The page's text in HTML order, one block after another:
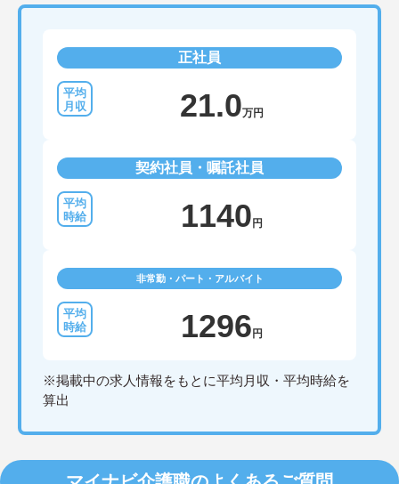
正社員
21.0万円
契約社員・嘱託社員
1140 円
非常勤・パート・アルバイト
1296 円
※掲載中の求人情報をもとに平均月収・平均時給を
算出